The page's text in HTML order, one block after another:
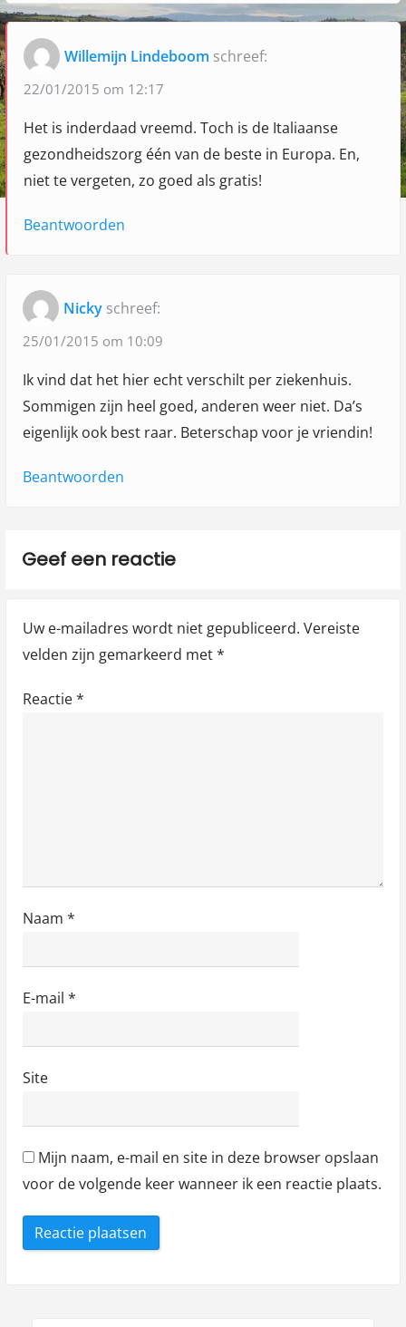
i
a
l
Willemijn Lindeboom schreef:
22/01/2015 om 12:17
Het is inderdaad vreemd. Toch is de Italiaanse
gezondheidszorg één van de beste in Europa. En,
niet te vergeten, zo goed als gratis!
Beantwoorden
Nicky schreef:
25/01/2015 om 10:09
Ik vind dat het hier echt verschilt per ziekenhuis.
Sommigen zijn heel goed, anderen weer niet. Da’s
eigenlijk ook best raar. Beterschap voor je vriendin!
Beantwoorden
Geef een reactie
Uw e-mailadres wordt niet gepubliceerd. Vereiste
velden zijn gemarkeerd met*
Reactie*
Naam *
E-mail *
Site
Mijn naam, e-mail en site in deze browser opslaan
voor de volgende keer wanneer ik een reactie plaats.